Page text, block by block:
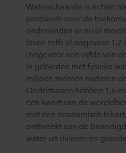
Waterschaarste is echter
probleem voor de
ondervinden er nu al
leven zelfs al ongeveer 1,2
(ongeveer een vijfde van
in gebieden met fysieke
miljoen mensen naderen
Ondertussen hebben 1,6
een kwart van de
met een economisch
ontbreekt aan de
water uit rivieren en